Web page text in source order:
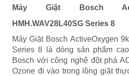
Máy Giặt Bosch
HMH.WAV28L40SG Series 8
Máy Giặt Bosch ActiveOxygen
Series 8 là dòng sản phẩm
Bosch với công nghệ đột phá
Ozone đi vào trong lồng giặt